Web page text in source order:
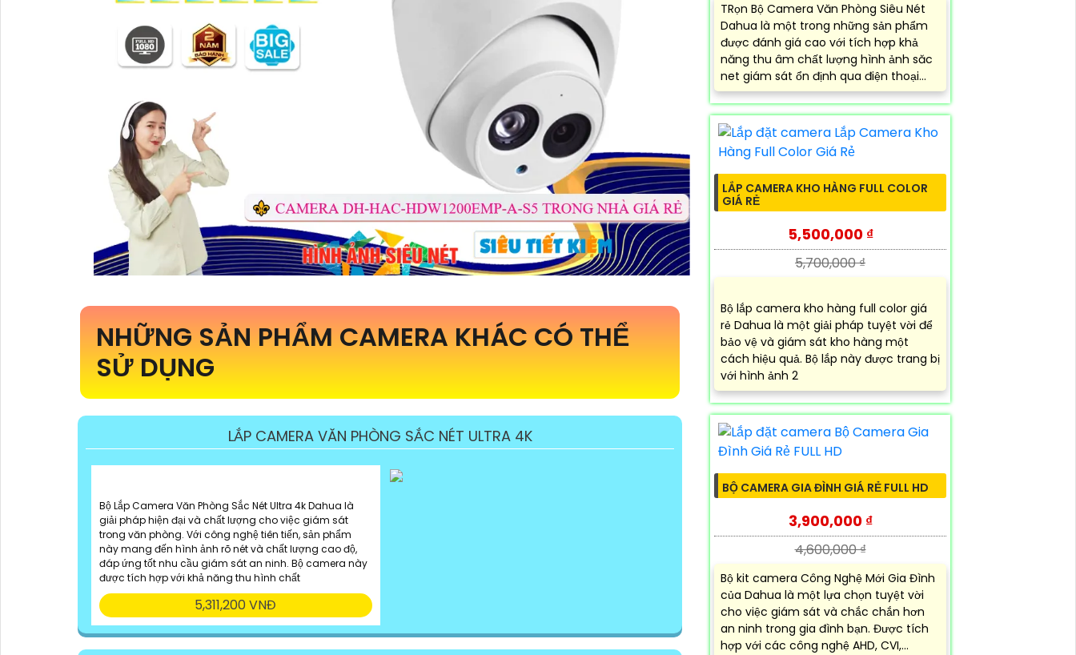
NHỮNG SẢN PHẨM CAMERA KHÁC CÓ THỂ
SỬ DỤNG
LẮP CAMERA VĂN PHÒNG SẮC NÉT ULTRA 4K
Bộ Lắp Camera Văn Phòng Sắc Nét Ultra 4k Dahua là
giải pháp hiện đại và chất lượng cho việc giám sát
trong văn phòng. Với công nghệ tiên tiến, sản phẩm
này mang đến hình ảnh rõ nét và chất lượng cao độ,
đáp ứng tốt nhu cầu giám sát an ninh. Bộ camera này
được tích hợp với khả năng thu hình chất
5,311,200 VNĐ
TRọn Bộ Camera Văn Phòng Siêu Nét
Dahua là một trong những sản phẩm
được đánh giá cao với tích hợp khả
năng thu âm chất lượng hình ảnh săc
net giám sát ổn định qua điện thoại...
LẮP CAMERA KHO HÀNG FULL COLOR
GIÁ RẺ
5,500,000 ₫
5,700,000 ₫
Bộ lắp camera kho hàng full color giá
rẻ Dahua là một giải pháp tuyệt vời để
bảo vệ và giám sát kho hàng một
cách hiệu quả. Bộ lắp này được trang bị
với hình ảnh 2
BỘ CAMERA GIA ĐÌNH GIÁ RẺ FULL HD
3,900,000 ₫
4,600,000 ₫
Bộ kit camera Công Nghệ Mới Gia Đình
của Dahua là một lựa chọn tuyệt vời
cho việc giám sát và chắc chắn hơn
an ninh trong gia đình bạn. Được tích
hợp với các công nghệ AHD, CVI,...